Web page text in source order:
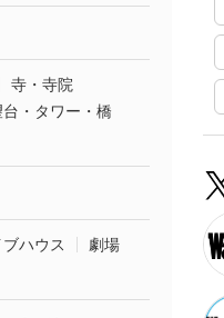
寺・寺院
台・タワー・橋
ブハウス
劇場